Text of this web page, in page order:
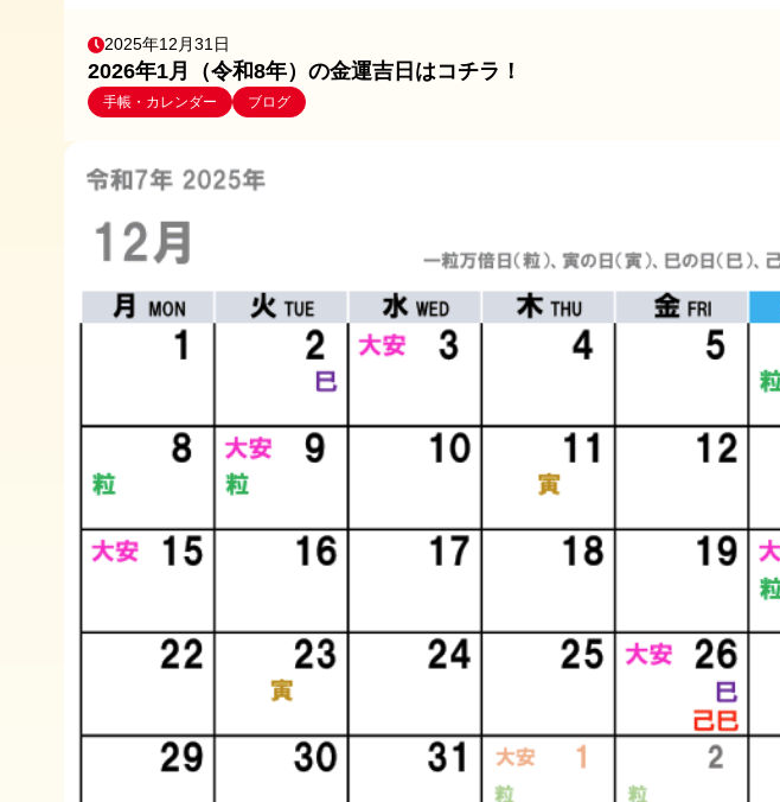
2025年12月31日
2026年1月（令和8年）の金運吉日はコチラ！
手帳・カレンダー ブログ